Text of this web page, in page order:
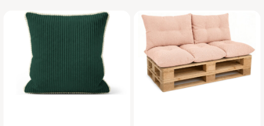
Nackenrolle, Kissenrolle &
Bettrolle
dekorative Bettrolle für
Sofa, Bett und Sessel